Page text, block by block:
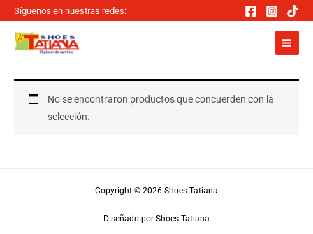
contenido
Síguenos en nuestras redes:
No se encontraron productos que concuerden con la
selección.
Copyright © 2026 Shoes Tatiana
Diseñado por Shoes Tatiana